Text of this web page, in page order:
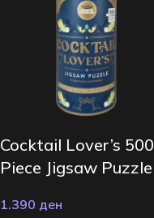
Cocktail Lover’s 500
Piece Jigsaw Puzzle
1.390 ден